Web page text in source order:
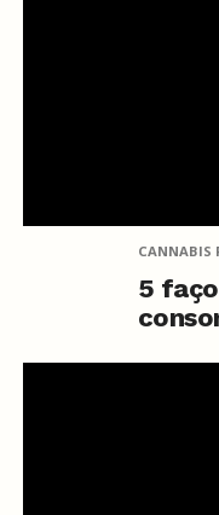
CANNABIS
5